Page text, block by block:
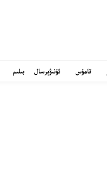
قامۇس ئۇنىۋېرسال بىلىم